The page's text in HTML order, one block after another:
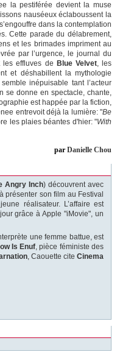
la pestiférée devient la muse
nauséeux éclaboussent la
dans la contemplation
Cette parade du délabrement,
et les brimades impriment au
par l’urgence, le journal du
les effluves de Blue Velvet, les
et déshabillent la mythologie
inépuisable tant l’acteur
se donne en spectacle, chante,
est happée par la fiction,
entrevoit déjà la lumière: "Be
les plaies béantes d'hier: "With
par Danielle Chou
Angry Inch) découvrent avec
présenter son film au Festival
réalisateur. L’affaire est
grâce à Apple "iMovie", un
une femme battue, est
Is Enuf, pièce féministe des
, Caouette citeCinema